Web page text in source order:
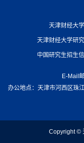
天津财经大学
天津财经大学研
中国研究生招生
E-Mail
办公地点：天津市河西区珠
Copyright ©